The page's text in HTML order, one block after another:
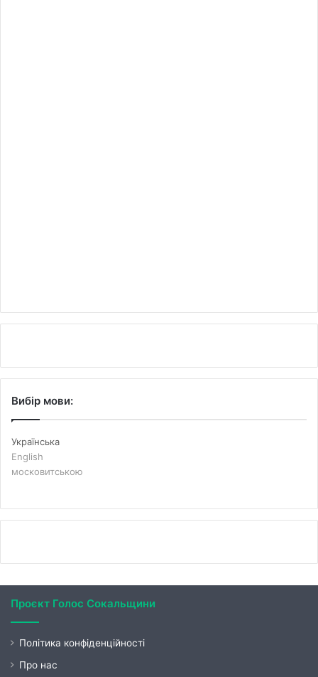
Вибір мови:
Українська
English
московитською
Проєкт Голос Сокальщини
Політика конфіденційності
Про нас